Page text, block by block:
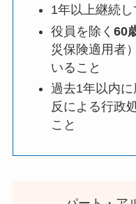
1年以上継続
役員を除く 60
災保険適用者
いること
過去1年以内
反による行政
こと